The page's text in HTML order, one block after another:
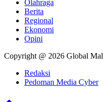
Olahraga
Berita
Regional
Ekonomi
Opini
Copyright @ 2026 Global
Redaksi
Pedoman Media Cyber